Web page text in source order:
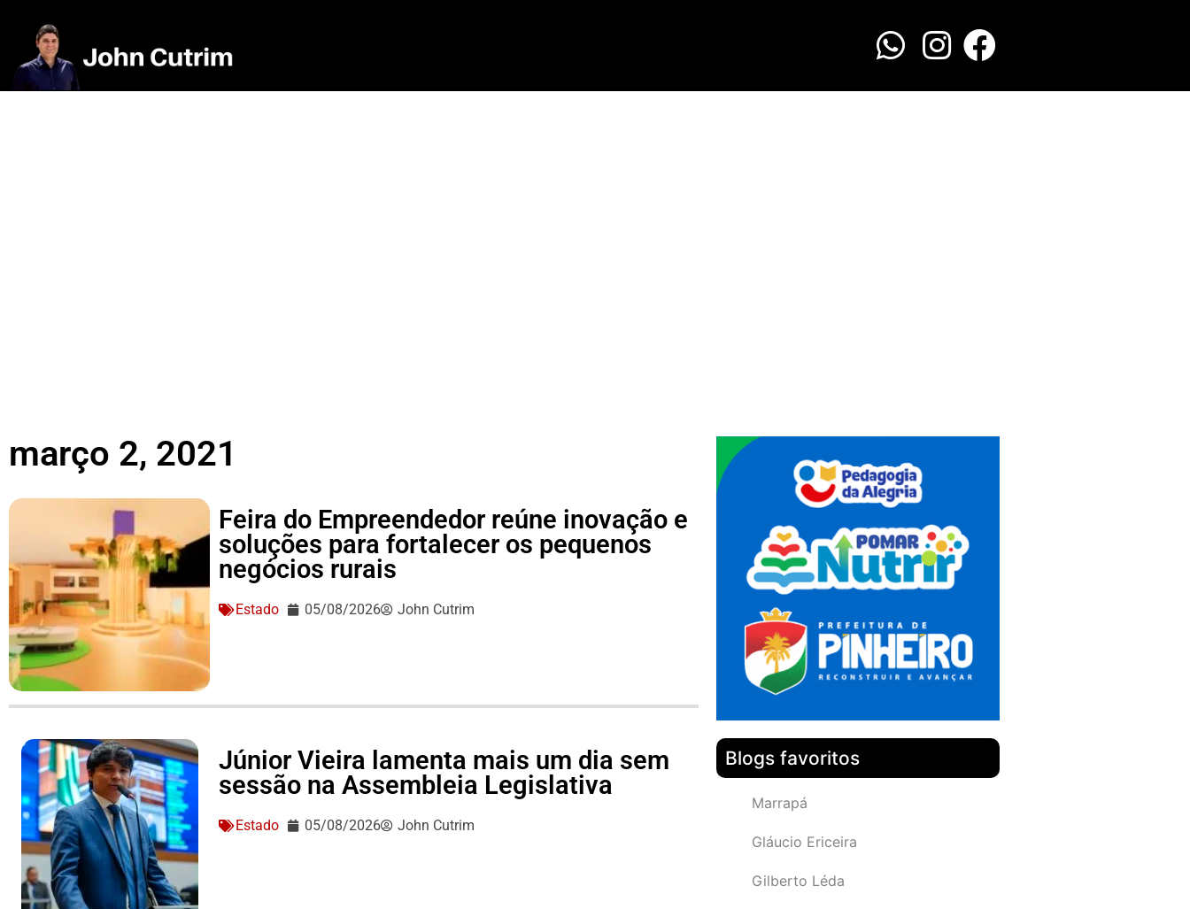
março 2, 2021
Feira do Empreendedor reúne inovação e
soluções para fortalecer os pequenos
negócios rurais
Estado 05/08/2026 John Cutrim
Júnior Vieira lamenta mais um dia sem
sessão na Assembleia Legislativa
Estado 05/08/2026 John Cutrim
Blogs favoritos
Marrapá
Gláucio Ericeira
Gilberto Léda